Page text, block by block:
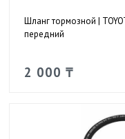
Шланг тормозной |
передний
2 000 ₸